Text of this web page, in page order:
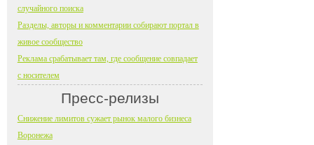
случайного поиска
Разделы, авторы и комментарии собирают портал в
живое сообщество
Реклама срабатывает там, где сообщение совпадает
с носителем
Пресс-релизы
Снижение лимитов сужает рынок малого бизнеса
Воронежа